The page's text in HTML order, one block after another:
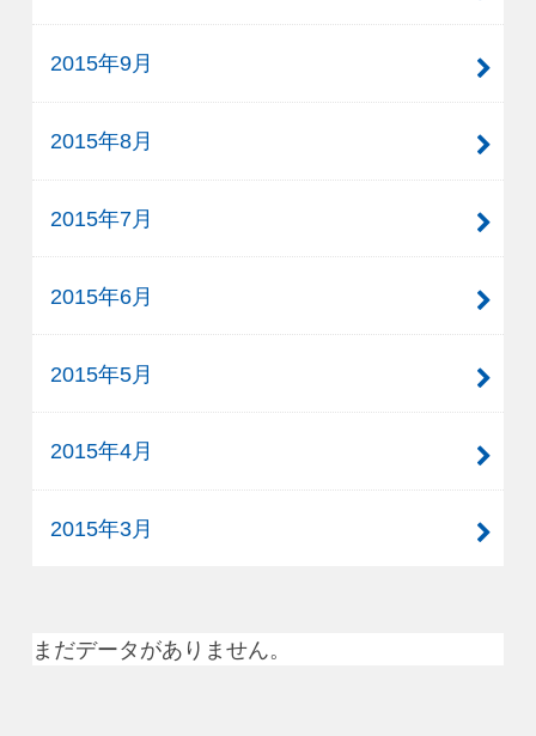
2015年9月
2015年8月
2015年7月
2015年6月
2015年5月
2015年4月
2015年3月
まだデータがありません。